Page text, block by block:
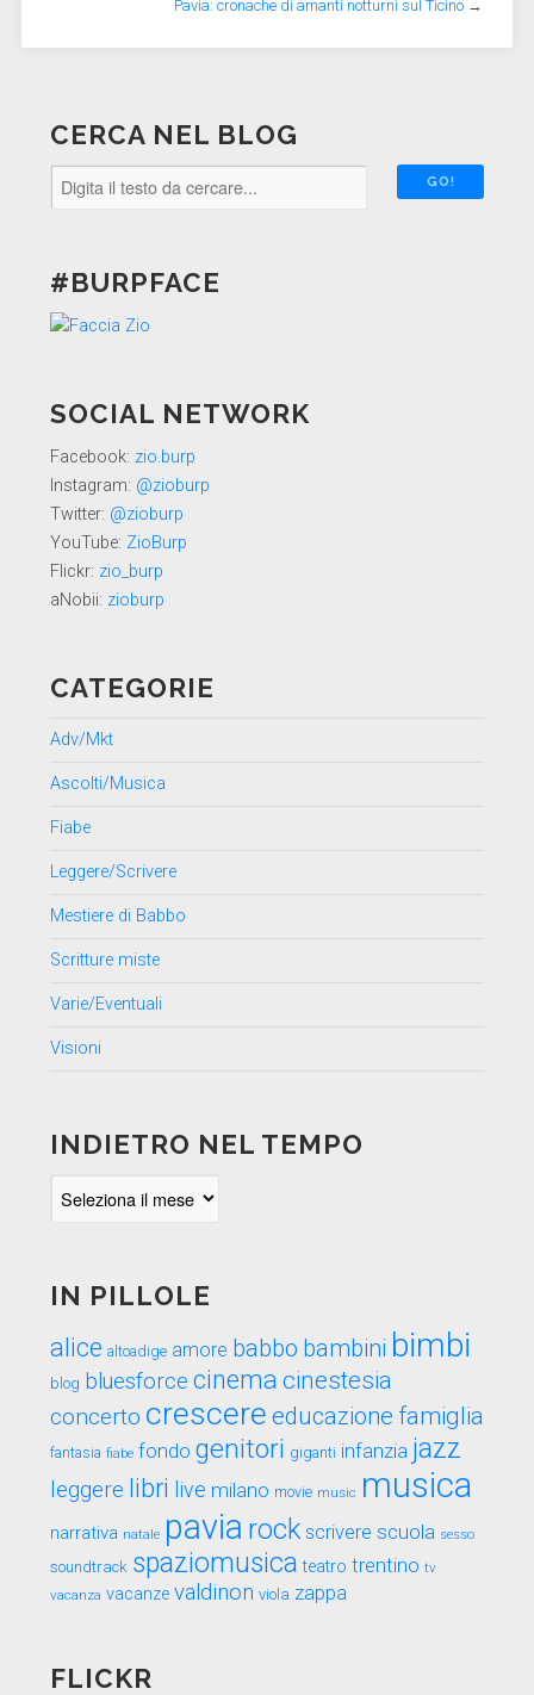
Pavia: cronache di amanti notturni sul Ticino →
CERCA NEL BLOG
#BURPFACE
SOCIAL NETWORK
Facebook: zio.burp
Instagram: @zioburp
Twitter: @zioburp
YouTube: ZioBurp
Flickr: zio_burp
aNobii: zioburp
CATEGORIE
Adv/Mkt
Ascolti/Musica
Fiabe
Leggere/Scrivere
Mestiere di Babbo
Scritture miste
Varie/Eventuali
Visioni
INDIETRO NEL TEMPO
IN PILLOLE
alice altoadige amore babbo bambini bimbi
blog bluesforce cinema cinestesia
concerto crescere educazione famiglia
fantasia fiabe fondo genitori giganti infanzia jazz
leggere libri live milano movie music musica
narrativa natale pavia rock scrivere scuola sesso
soundtrack spaziomusica teatro trentino tv
vacanza vacanze valdinon viola zappa
FLICKR